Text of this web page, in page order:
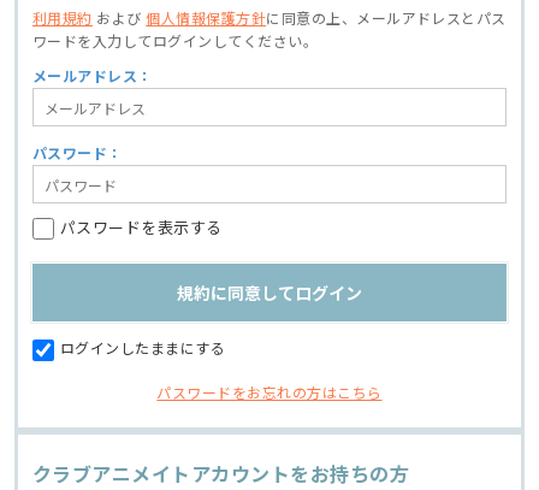
利用規約 および個人情報保護方針に同意の上、
メールアドレスとパス
ワードを入力してログインしてください。
メールアドレス：
パスワード：
パスワードを表示する
ログインしたままにする
パスワードをお忘れの方はこちら
クラブアニメイトアカウントをお持ちの方